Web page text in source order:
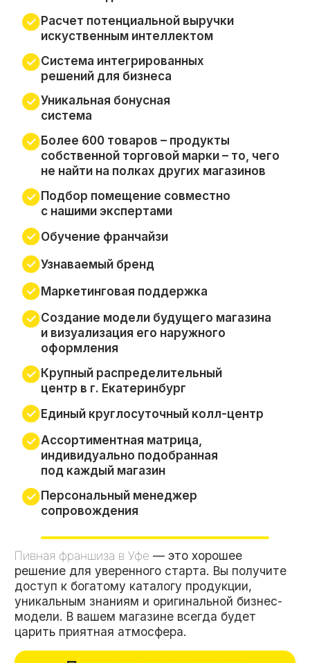
Пивная франшиза в Уфе
решение для уверенного старта. Вы получите
доступ к богатому каталогу продукции,
уникальным знаниям и оригинальной бизнес-
модели. В вашем магазине всегда будет
Получить презентацию
ЭТАПЫ ОТКРЫТИЯ
МАГАЗИНА ПИВ&КО
Заключение договора концессии
и оплата паушального взноса
Регистрация юридического лица
и открытие расчетного счета
Встреча с менеджером отдела
продаж франшизы
Маркетинг
Закуп товара
Подбор персонала
Строительство магазина
Обучение
Подбор и согласование помещения,